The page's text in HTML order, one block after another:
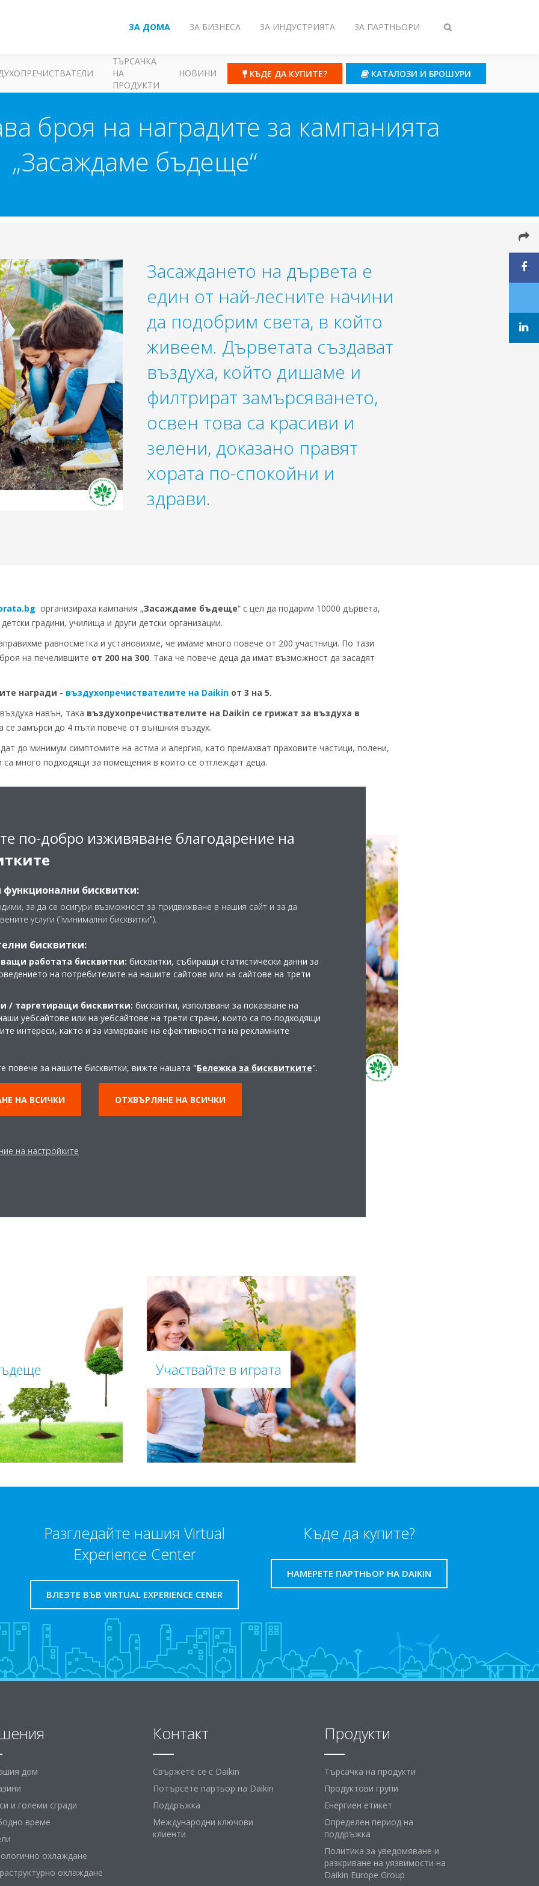
Toggle
ЗА ДОМА ЗА БИЗНЕСА ЗА ИНДУСТРИЯТА ЗА ПАРТНЬОРИ
ТЪРСАЧКА
НА
ПРОДУКТИ
НОВИНИ КЪДЕ ДА КУПИТЕ? КАТАЛОЗИ И БРОШУРИ
броя на наградите за кампанията
„Засаждаме бъдеще“
Засаждането на дървета е
един от най-лесните начини
да подобрим света, в който
живеем. Дърветата създават
въздуха, който дишаме и
филтрират замърсяването,
освен това са красиви и
зелени, доказано правят
хората по-спокойни и
здрави.
организираха кампания „Засаждаме бъдеще“ с цел да подарим 10000 дървета,
градини, училища и други детски организации.
равносметка и установихме, че имаме много повече от 200 участници. По тази
на печелившите от 200 на 300. Така че повече деца да имат възможност да засадят
награди - въздухопречиствателите на Daikinот 3 на 5.
навън, така въздухопречиствателите на Daikin се грижат за въздуха в
се замърси до 4 пъти повече от външния въздух.
до минимум симптомите на астма и алергия, като премахват праховите частици, полени,
са много подходящи за помещения в които се отглеждат деца.
получат по 20 дървета,
след получаване,
на собствено дърво,
тази цел – семена/
Също така сме
за засаждане,
вашите дървета.
решения за
„Засаждаме бъдеще“
отговорност на Daikin -
си дейности и дарения с
Участвайте в играта
Разгледайте нашия Virtual
Experience Center
ВЛЕЗТЕ ВЪВ VIRTUAL EXPERIENCE CENER
Къде да купите?
НАМЕРЕТЕ ПАРТНЬОР НА DAIKIN
дом
и големи сгради
време
охлаждане
охлаждане
Контакт
Свържете се с Daikin
Потърсете партьор на Daikin
Поддръжка
Международни ключови
клиенти
Продукти
Търсачка на продукти
Продуктови групи
Енергиен етикет
Определен период на
поддръжка
Политика за уведомяване и
разкриване на уязвимости на
Daikin Europe Group
по-добро изживяване благодарение на
функционални бисквитки:
за да се осигури възможност за придвижване в нашия сайт и за да
услуги ("минимални бисквитки").
бисквитки:
работата бисквитки: бисквитки, събиращи статистически данни за
на потребителите на нашите сайтове или на сайтове на трети
/ таргетиращи бисквитки: бисквитки, използвани за показване на
уебсайтове или на уебсайтове на трети страни, които са по-подходящи
интереси, както и за измерване на ефективността на рекламните
повече за нашите бисквитки, вижте нашата "Бележка за бисквитките".
НА ВСИЧКИ ОТХВЪРЛЯНЕ НА ВСИЧКИ
на настройките